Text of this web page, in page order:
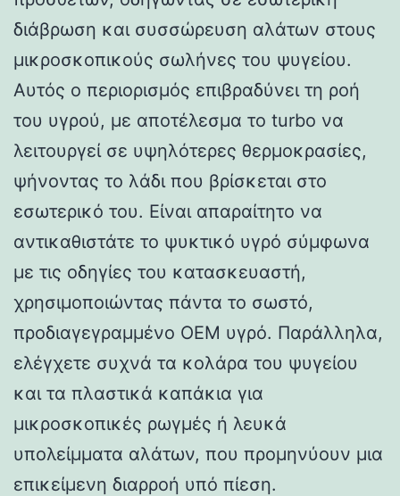
διάβρωση και συσσώρευση αλάτων στους
μικροσκοπικούς σωλήνες του ψυγείου.
Αυτός ο περιορισμός επιβραδύνει τη ροή
του υγρού, με αποτέλεσμα το turbo να
λειτουργεί σε υψηλότερες θερμοκρασίες,
ψήνοντας το λάδι που βρίσκεται στο
εσωτερικό του. Είναι απαραίτητο να
αντικαθιστάτε το ψυκτικό υγρό σύμφωνα
με τις οδηγίες του κατασκευαστή,
χρησιμοποιώντας πάντα το σωστό,
προδιαγεγραμμένο OEM υγρό. Παράλληλα,
ελέγχετε συχνά τα κολάρα του ψυγείου
και τα πλαστικά καπάκια για
μικροσκοπικές ρωγμές ή λευκά
υπολείμματα αλάτων, που προμηνύουν μια
επικείμενη διαρροή υπό πίεση.